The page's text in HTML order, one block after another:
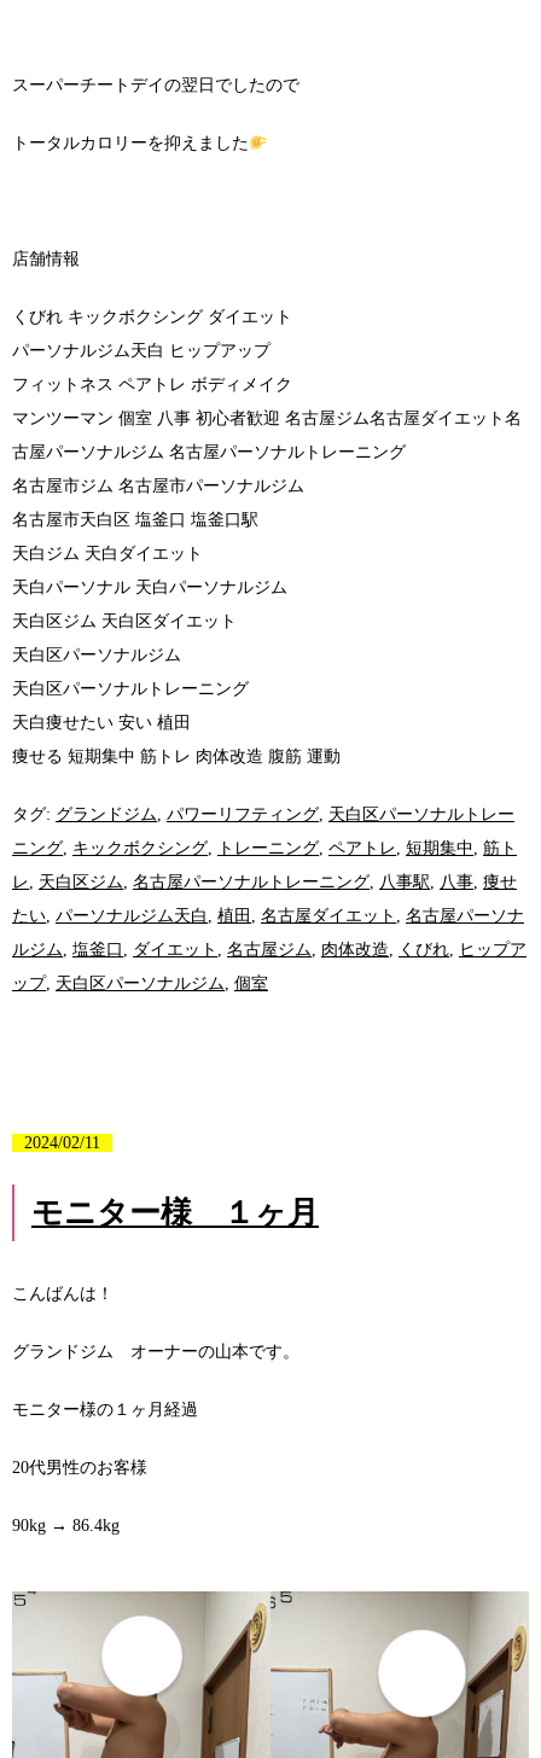
スーパーチートデイの翌日でしたので
トータルカロリーを抑えました
店舗情報
くびれ キックボクシング ダイエット
パーソナルジム天白 ヒップアップ
フィットネス ペアトレ ボディメイク
マンツーマン 個室 八事 初心者歓迎 名古屋ジム名古屋ダイエット名
古屋パーソナルジム 名古屋パーソナルトレーニング
名古屋市ジム 名古屋市パーソナルジム
名古屋市天白区 塩釜口 塩釜口駅
天白ジム 天白ダイエット
天白パーソナル 天白パーソナルジム
天白区ジム 天白区ダイエット
天白区パーソナルジム
天白区パーソナルトレーニング
天白痩せたい 安い 植田
痩せる 短期集中 筋トレ 肉体改造 腹筋 運動
タグ: グランドジム, パワーリフティング, 天白区パーソナルトレー
ニング, キックボクシング, トレーニング, ペアトレ, 短期集中, 筋ト
レ, 天白区ジム, 名古屋パーソナルトレーニング, 八事駅, 八事, 痩せ
たい, パーソナルジム天白 , 植田 , 名古屋ダイエット , 名古屋パーソナ
ルジム, 塩釜口 , ダイエット , 名古屋ジム, 肉体改造, くびれ, ヒップア
ップ, 天白区パーソナルジム, 個室
2024/02/11
モニター様 １ヶ月
こんばんは！
グランドジム オーナーの山本です。
モニター様の１ヶ月経過
20代男性のお客様
90kg → 86.4kg